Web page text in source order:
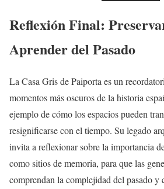
Reflexión Final:
Aprender del Pasado
La Casa Gris de Paiporta es un
momentos más oscuros de la historia
ejemplo de cómo los espacios pueden
resignificarse con el tiempo. Su legado
invita a reflexionar sobre la importancia
como sitios de memoria, para que las
comprendan la complejidad del pasado y